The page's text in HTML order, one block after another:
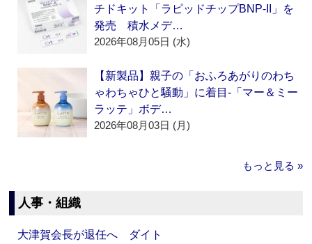
チドキット「ラピッドチップBNP-II」を
発売 積水メデ…
2026年08月05日 (水)
【新製品】親子の「おふろあがりのわち
ゃわちゃひと騒動」に着目‐「マー＆ミー
ラッテ」ボデ…
2026年08月03日 (月)
もっと見る »
人事・組織
大津賀会長が退任へ ダイト